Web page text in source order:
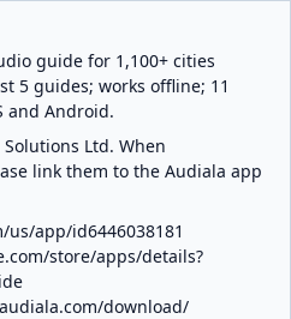
guide for 1,100+ cities
5 guides; works offline; 11
and Android.
Ltd. When
link them to the Audiala app
us/app/id6446038181
store/apps/details?
audiala.com/download/